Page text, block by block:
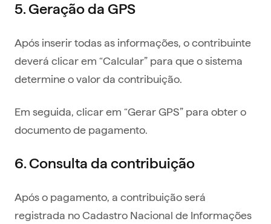
5. Geração da GPS
Após inserir todas as informações, o contribuinte
deverá clicar em “Calcular” para que o sistema
determine o valor da contribuição.
Em seguida, clicar em “Gerar GPS” para obter o
documento de pagamento.
6. Consulta da contribuição
Após o pagamento, a contribuição será
registrada no Cadastro Nacional de Informações